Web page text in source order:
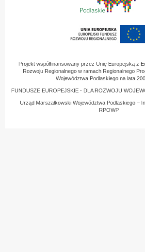
Projekt współfinansowany przez Unię Europejską z
Rozwoju Regionalnego w ramach Regionalnego
Województwa Podlaskiego na lata
FUNDUSZE EUROPEJSKIE - DLA ROZWOJU
Urząd Marszałkowski Województwa Podlaskiego –
RPOWP